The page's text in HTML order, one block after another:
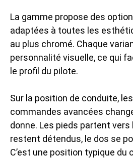
La gamme propose des
adaptées à toutes les
au plus chromé. Chaque
personnalité visuelle, ce qui
le profil du pilote.
Sur la position de conduite,
commandes avancées
donne. Les pieds partent vers
restent détendus, le dos se
C’est une position typique du